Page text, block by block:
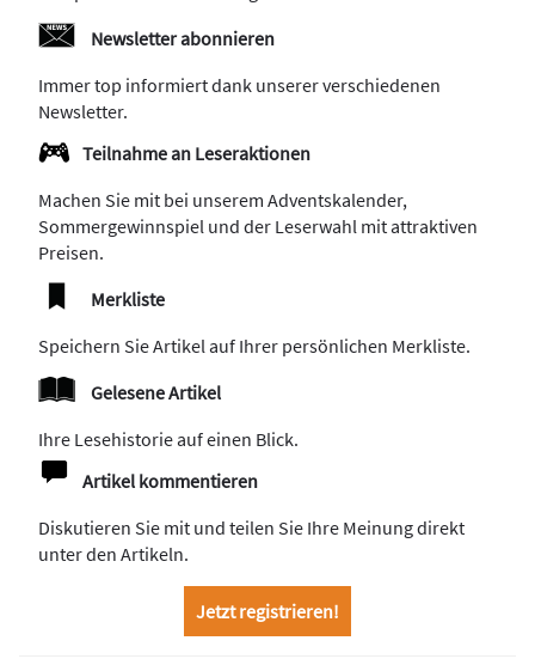
Newsletter abonnieren
Immer top informiert dank unserer verschiedenen
Newsletter.
Teilnahme an Leseraktionen
Machen Sie mit bei unserem Adventskalender,
Sommergewinnspiel und der Leserwahl mit attraktiven
Preisen.
Merkliste
Speichern Sie Artikel auf Ihrer persönlichen Merkliste.
Gelesene Artikel
Ihre Lesehistorie auf einen Blick.
Artikel kommentieren
Diskutieren Sie mit und teilen Sie Ihre Meinung direkt
unter den Artikeln.
Jetzt registrieren!